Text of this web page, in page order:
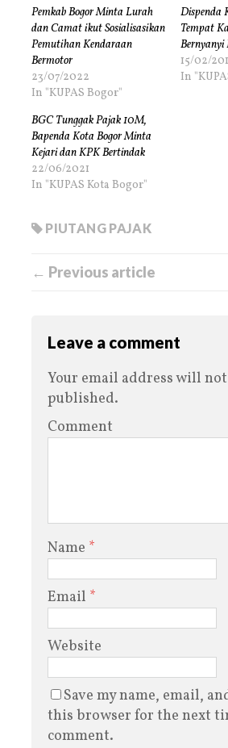
Pemkab Bogor Minta Lurah
dan Camat ikut Sosialisasikan
Pemutihan Kendaraan
Bermotor
23/07/2022
In "KUPAS Bogor"
Dispenda
Tempat
Bernyanyi
15/02/
In
BGC Tunggak Pajak 10M,
Bapenda Kota Bogor Minta
Kejari dan KPK Bertindak
22/06/2021
In "KUPAS Kota Bogor"
PIUTANG PAJAK
← Previous article
Leave a comment
Your email address will
published.
Comment
Name *
Email *
Website
Save my name, email,
this browser for the next
comment.